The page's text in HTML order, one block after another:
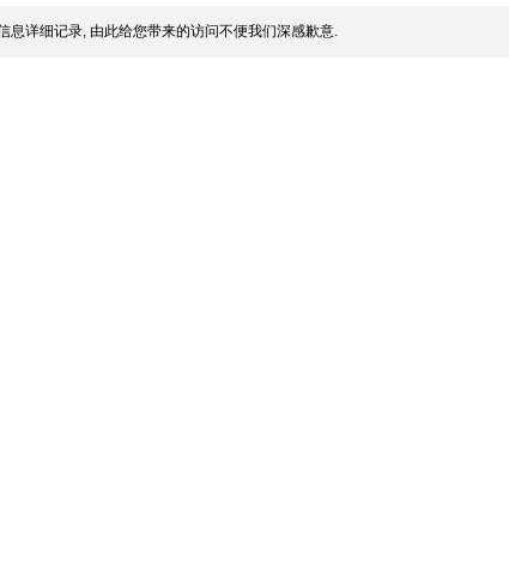
息详细记录, 由此给您带来的访问不便我们深感歉意.